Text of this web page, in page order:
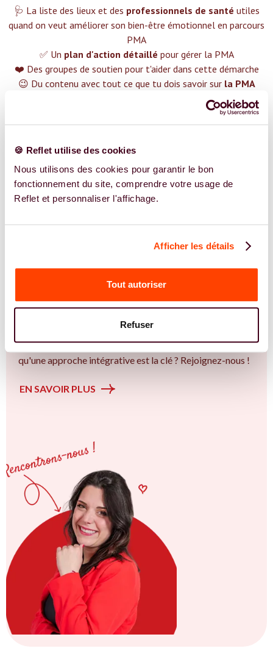
🍪 Reflet utilise des cookies
Nous utilisons des cookies pour garantir le bon
fonctionnement du site, comprendre votre usage de
Reflet et personnaliser l'affichage.
Afficher les détails
Tout autoriser
Refuser
🩺 La liste des lieux et des professionnels de santé utiles
quand on veut améliorer son bien-être émotionnel en parcours
PMA
✅ Un plan d'action détaillé pour gérer la PMA
❤️ Des groupes de soutien pour t'aider dans cette démarche
😉 Du contenu avec tout ce que tu dois savoir sur la PMA
Vous êtes Psychologue expert.e.s en PMA ?
Vous êtes Psychologue spécialiste dans dans
l'accompagnement des femmes et des couples sur la
thématique de la fertilité et particulièrement sur la
options pour avancer sereinement. Vous êtes à Annecy ou
en Auvergne-Rhône-Alpes et vous êtes convaincu.e
qu'une approche intégrative est la clé ? Rejoignez-nous !
EN SAVOIR PLUS